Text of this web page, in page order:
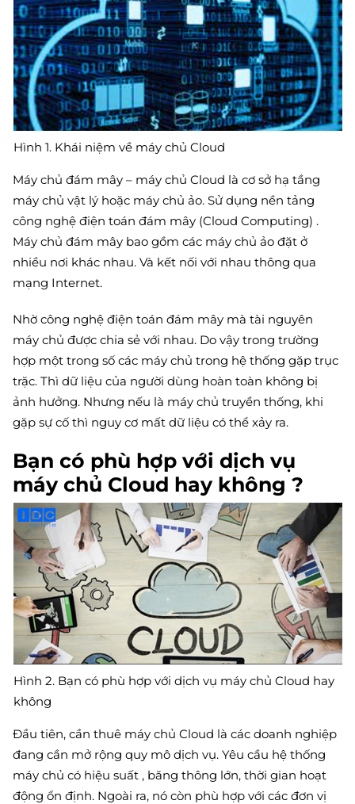
Hình 1. Khái niệm về máy chủ Cloud
Máy chủ đám mây – máy chủ Cloud là cơ sở hạ tầng
máy chủ vật lý hoặc máy chủ ảo. Sử dụng nền tảng
công nghệ điện toán đám mây (Cloud Computing) .
Máy chủ đám mây bao gồm các máy chủ ảo đặt ở
nhiều nơi khác nhau. Và kết nối với nhau thông qua
mạng Internet.
Nhờ công nghệ điện toán đám mây mà tài nguyên
máy chủ được chia sẻ với nhau. Do vậy trong trường
hợp một trong số các máy chủ trong hệ thống gặp trục
trặc. Thì dữ liệu của người dùng hoàn toàn không bị
ảnh hưởng. Nhưng nếu là máy chủ truyền thống, khi
gặp sự cố thì nguy cơ mất dữ liệu có thể xảy ra.
Bạn có phù hợp với dịch vụ
máy chủ Cloud hay không ?
Hình 2. Bạn có phù hợp với dịch vụ máy chủ Cloud hay
không
Đầu tiên, cần thuê máy chủ Cloud là các doanh nghiệp
đang cần mở rộng quy mô dịch vụ. Yêu cầu hệ thống
máy chủ có hiệu suất , băng thông lớn, thời gian hoạt
động ổn định. Ngoài ra, nó còn phù hợp với các đơn vị